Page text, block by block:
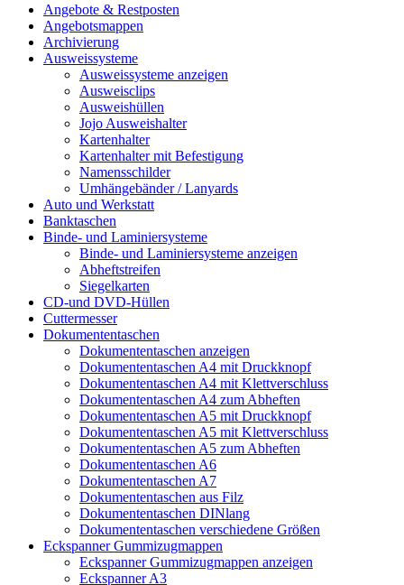
Angebote & Restposten
Angebotsmappen
Archivierung
Ausweissysteme
Ausweissysteme anzeigen
Ausweisclips
Ausweishüllen
Jojo Ausweishalter
Kartenhalter
Kartenhalter mit Befestigung
Namensschilder
Umhängebänder / Lanyards
Auto und Werkstatt
Banktaschen
Binde- und Laminiersysteme
Binde- und Laminiersysteme anzeigen
Abheftstreifen
Siegelkarten
CD-und DVD-Hüllen
Cuttermesser
Dokumententaschen
Dokumententaschen anzeigen
Dokumententaschen A4 mit Druckknopf
Dokumententaschen A4 mit Klettverschluss
Dokumententaschen A4 zum Abheften
Dokumententaschen A5 mit Druckknopf
Dokumententaschen A5 mit Klettverschluss
Dokumententaschen A5 zum Abheften
Dokumententaschen A6
Dokumententaschen A7
Dokumententaschen aus Filz
Dokumententaschen DINlang
Dokumententaschen verschiedene Größen
Eckspanner Gummizugmappen
Eckspanner Gummizugmappen anzeigen
Eckspanner A3